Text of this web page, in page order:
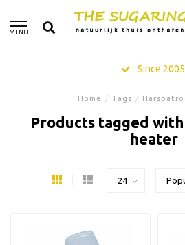
MENU
Since
Home / Tags /
Products tagged
heater